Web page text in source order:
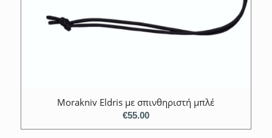
Morakniv Eldris με σπινθηριστή μπλέ
€55.00